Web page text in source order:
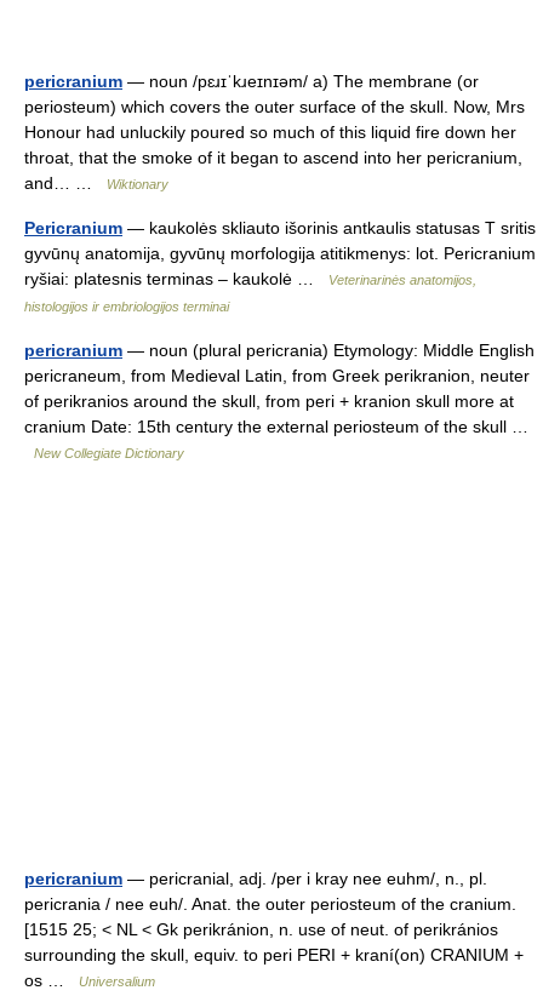
pericranium — noun /pɛɹɪˈkɹeɪnɪəm/ a) The membrane (or
periosteum) which covers the outer surface of the skull. Now, Mrs
Honour had unluckily poured so much of this liquid fire down her
throat, that the smoke of it began to ascend into her pericranium,
and… …
Wiktionary
Pericranium — kaukolės skliauto išorinis antkaulis statusas T sritis
gyvūnų anatomija, gyvūnų morfologija atitikmenys: lot. Pericranium
ryšiai: platesnis terminas – kaukolė …
Veterinarinės anatomijos,
histologijos ir embriologijos terminai
pericranium — noun (plural pericrania) Etymology: Middle English
pericraneum, from Medieval Latin, from Greek perikranion, neuter
of perikranios around the skull, from peri + kranion skull more at
cranium Date: 15th century the external periosteum of the skull …
New Collegiate Dictionary
pericranium — pericranial, adj. /per i kray nee euhm/, n., pl.
pericrania / nee euh/. Anat. the outer periosteum of the cranium.
[1515 25; < NL < Gk perikránion, n. use of neut. of perikránios
surrounding the skull, equiv. to peri PERI + kraní(on) CRANIUM +
os …
Universalium